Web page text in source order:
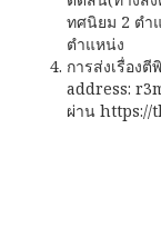
ทศนิยม 2 ตำ
ตำแหน่ง
การส่งเรื่อง
address:
ผ่าน https://